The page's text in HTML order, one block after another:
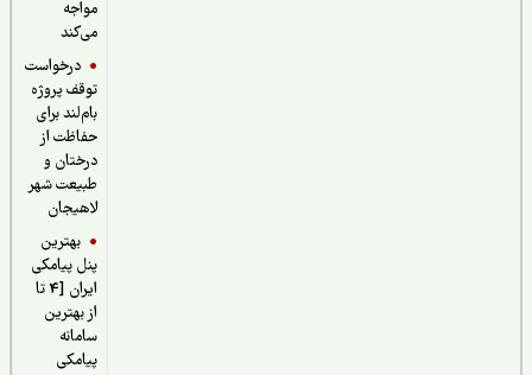
درخواست
توقف پروژه
بام‌لند برای
حفاظت از
درختان و
طبیعت شهر
لاهیجان
بهترین
پنل پیامکی
ایران [4 تا
از بهترین
سامانه
پیامکی